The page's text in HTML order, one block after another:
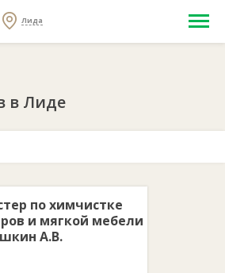
Лида
в Лиде
по химчистке
и мягкой мебели
А.В.